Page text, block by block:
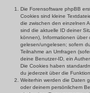
Die Forensoftware phpBB
Cookies sind kleine
die zwischen den einzelnen
sind die aktuelle ID deiner
können), Informationen über
gelesen/ungelesen; sofern
Teilnahme an Umfragen
deine Benutzer-ID, ein
Die Cookies haben
du jederzeit über die
Weiterhin werden die Daten
oder deinem persönlichem